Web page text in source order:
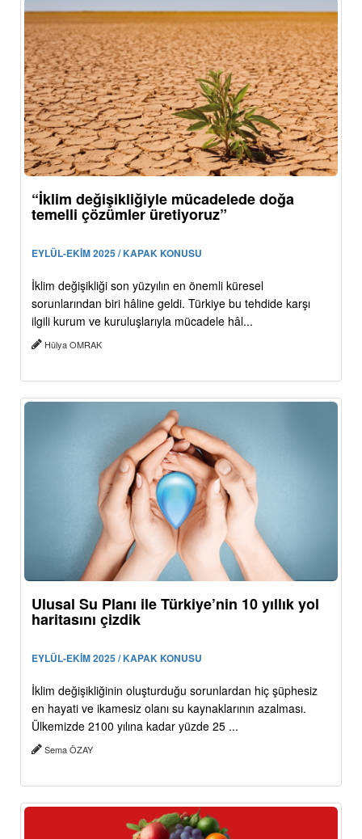
“İklim değişikliğiyle mücadelede doğa
temelli çözümler üretiyoruz”
EYLÜL-EKİM 2025 / KAPAK KONUSU
İklim değişikliği son yüzyılın en önemli küresel
sorunlarından biri hâline geldi. Türkiye bu tehdide karşı
ilgili kurum ve kuruluşlarıyla mücadele hâl...
Hülya OMRAK
Ulusal Su Planı ile Türkiye’nin 10 yıllık yol
haritasını çizdik
EYLÜL-EKİM 2025 / KAPAK KONUSU
İklim değişikliğinin oluşturduğu sorunlardan hiç şüphesiz
en hayati ve ikamesiz olanı su kaynaklarının azalması.
Ülkemizde 2100 yılına kadar yüzde 25 ...
Sema ÖZAY